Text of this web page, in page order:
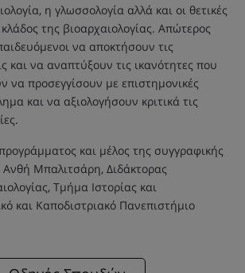
η γλωσσολογία αλλά και οι θετικές
της βιοαρχαιολογίας. Απώτερος
να αποκτήσουν τις
και να αναπτύξουν τις ικανότητες που
να προσεγγίσουν με επιστημονικές
και να αξιολογήσουν κριτικά τις
και μέλος της συγγραφικής
Ανθή Μπαλιτσάρη, Διδάκτορας
Τμήμα Ιστορίας και
και Καποδιστριακό Πανεπιστήμιο